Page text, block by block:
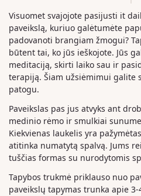
Visuomet svajojote pasijusti it
paveikslą, kuriuo galėtumėte
padovanoti brangiam žmogui?
būtent tai, ko jūs ieškojote. Jūs
meditaciją, skirti laiko sau ir
terapiją. Šiam užsiėmimui galite
patogu.
Paveikslas pas jus atvyks ant
medinio rėmo ir smulkiai
Kiekvienas laukelis yra
atitinka numatytą spalvą. Jums
tuščias formas su nurodytomis
Tapybos trukmė priklauso nuo
paveikslų tapymas trunka apie